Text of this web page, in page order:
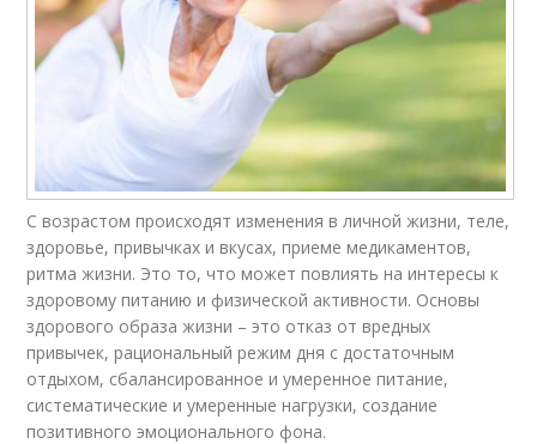
С возрастом происходят изменения в личной жизни, теле,
здоровье, привычках и вкусах, приеме медикаментов,
ритма жизни. Это то, что может повлиять на интересы к
здоровому питанию и физической активности. Основы
здорового образа жизни – это отказ от вредных
привычек, рациональный режим дня с достаточным
отдыхом, сбалансированное и умеренное питание,
систематические и умеренные нагрузки, создание
позитивного эмоционального фона.